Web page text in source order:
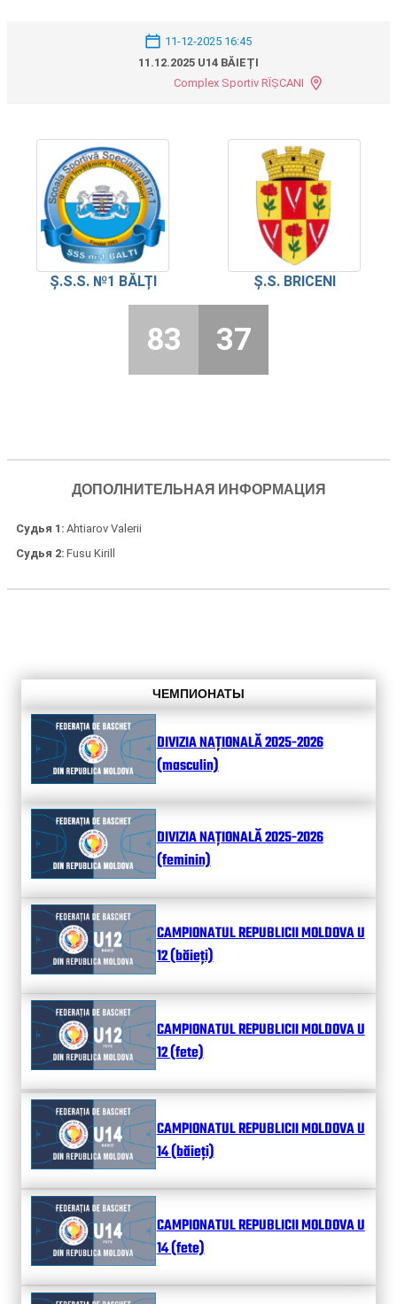
11-12-2025 16:45
11.12.2025 U14 BĂIEȚI
Complex Sportiv RÎȘCANI
Ș.S.S. №1 BĂLȚI Ș.S. BRICENI
83 37
ДОПОЛНИТЕЛЬНАЯ ИНФОРМАЦИЯ
Судья 1 Ahtiarov Valerii
Судья 2 Fusu Kirill
ЧЕМПИОНАТЫ
DIVIZIA NAȚIONALĂ 2025-2026
(masculin)
DIVIZIA NAȚIONALĂ 2025-2026
(feminin)
CAMPIONATUL REPUBLICII MOLDOVA U
12 (băieți)
CAMPIONATUL REPUBLICII MOLDOVA U
12 (fete)
CAMPIONATUL REPUBLICII MOLDOVA U
14 (băieți)
CAMPIONATUL REPUBLICII MOLDOVA U
14 (fete)